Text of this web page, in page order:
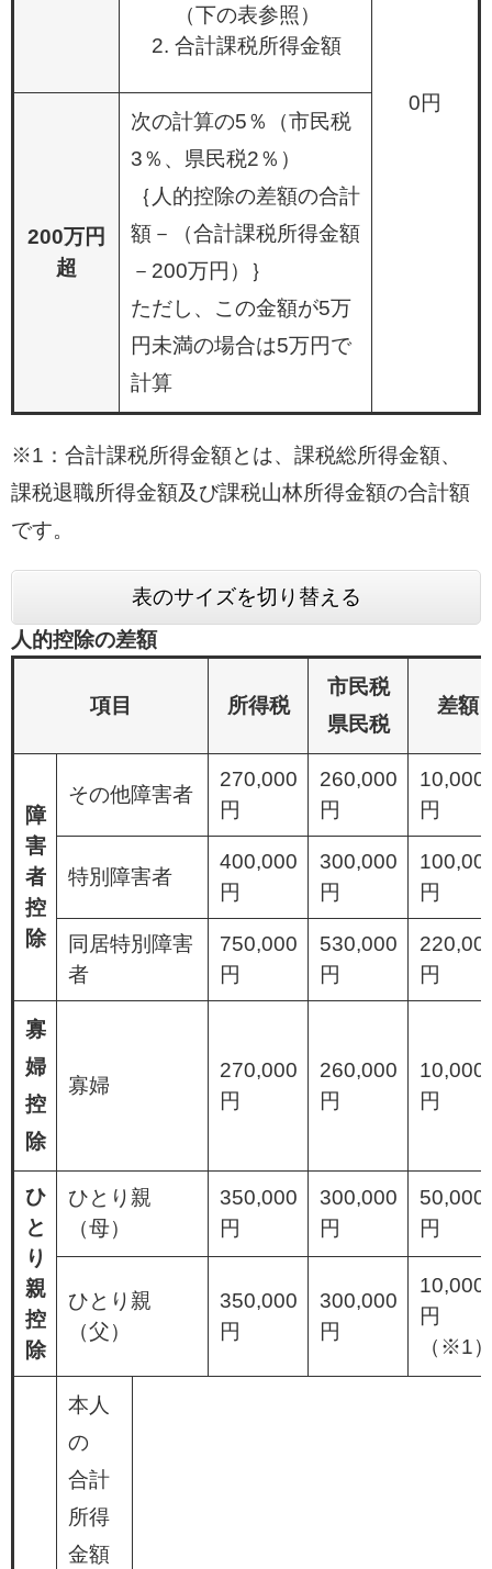
（下の表参照）
合計課税所得金額
0円
200万円
超
次の計算の5％（市民税
3％、県民税2％）
｛人的控除の差額の合計
額－（合計課税所得金額
－200万円）｝
ただし、この金額が5万
円未満の場合は5万円で
計算
※1：合計課税所得金額とは、課税総所得金額、
課税退職所得金額及び課税山林所得金額の合計額
です。
表のサイズを切り替える
人的控除の差額
項目 所得税
市民税
県民税
差額
障
害
者
控
除
その他障害者
270,000
円
260,000
円
10,000
円
特別障害者
400,000
円
300,000
円
円
同居特別障害
者
750,000
円
530,000
円
円
寡
婦
控
除
寡婦
270,000
円
260,000
円
10,000
円
ひ
と
り
親
控
除
ひとり親
（母）
350,000
円
300,000
円
50,000
円
ひとり親
（父）
350,000
円
300,000
円
10,000
円
（※1
本人
の
合計
所得
金額